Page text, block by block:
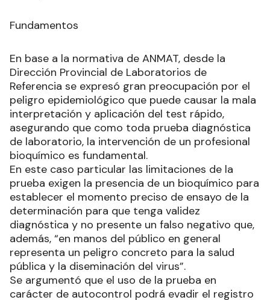
Fundamentos
En base a la normativa de ANMAT, desde la
Dirección Provincial de Laboratorios de
Referencia se expresó gran preocupación por el
peligro epidemiológico que puede causar la mala
interpretación y aplicación del test rápido,
asegurando que como toda prueba diagnóstica
de laboratorio, la intervención de un profesional
bioquímico es fundamental.
En este caso particular las limitaciones de la
prueba exigen la presencia de un bioquímico para
establecer el momento preciso de ensayo de la
determinación para que tenga validez
diagnóstica y no presente un falso negativo que,
además, “en manos del público en general
representa un peligro concreto para la salud
pública y la diseminación del virus”.
Se argumentó que el uso de la prueba en
carácter de autocontrol podrá evadir el registro